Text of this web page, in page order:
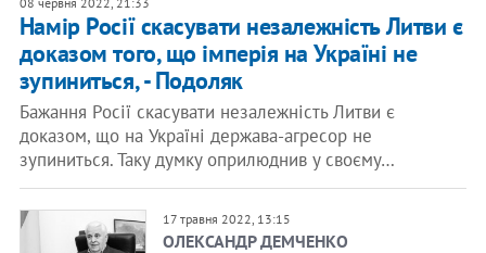
Намір Росії скасувати незалежність Литви є
доказом того, що імперія на Україні не
зупиниться, - Подоляк
Бажання Росії скасувати незалежність Литви є
доказом, що на Україні держава-агресор не
зупиниться. Таку думку оприлюднив у своєму…
17 травня 2022, 13:15
ОЛЕКСАНДР ДЕМЧЕНКО